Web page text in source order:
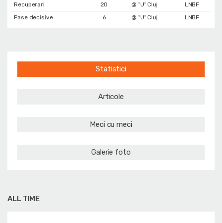
Recuperari
20 @ "U" Cluj
LNBF
Pase decisive
6 @ "U" Cluj LNBF
Statistici
Articole
Meci cu meci
Galerie foto
ALL TIME